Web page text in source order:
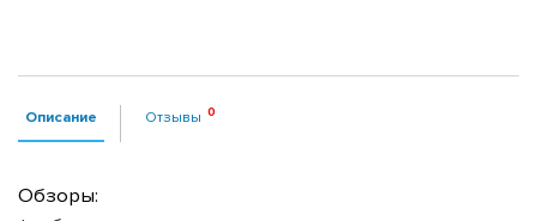
Описание Отзывы
Обзоры: